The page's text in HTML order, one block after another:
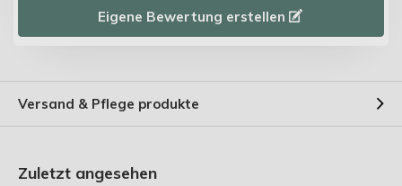
Eigene Bewertung erstellen
Versand & Pflege produkte
Zuletzt angesehen